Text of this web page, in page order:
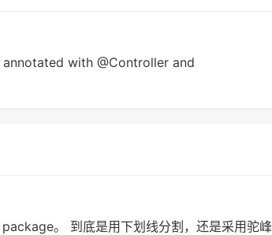
with @Controller and
。 到底是用下划线分割，还是采用驼峰